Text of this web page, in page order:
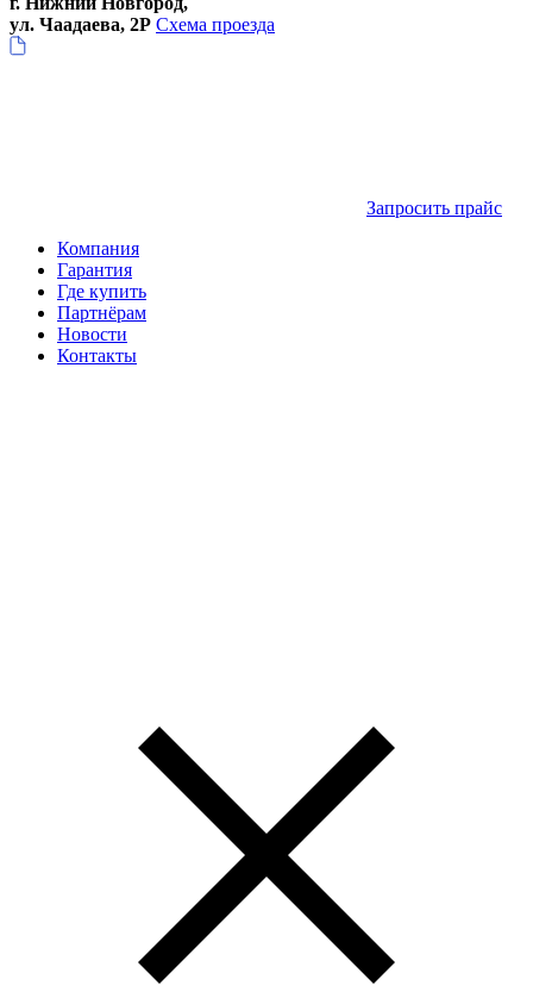
ул. Чаадаева, 2Р Схема проезда
Запросить прайс
Компания
Гарантия
Где купить
Партнёрам
Новости
Контакты